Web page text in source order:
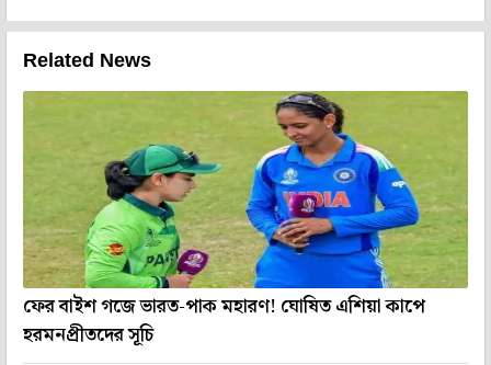
Related News
ফের বাইশ গজে ভারত-পাক মহারণ! ঘোষিত এশিয়া কাপে
হরমনপ্রীতদের সূচি